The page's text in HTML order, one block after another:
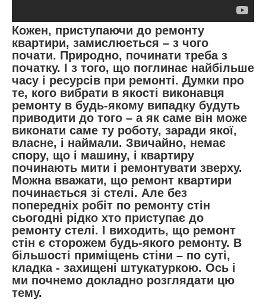
Кожен, приступаючи до ремонту
квартири, замислюється – з чого
почати. Природно, починати треба з
початку. І з того, що поглинає найбільше
часу і ресурсів при ремонті. Думки про
те, кого вибрати в якості виконавця
ремонту в будь-якому випадку будуть
приводити до того – а як саме він може
виконати саме ту роботу, заради якої,
власне, і наймали. Звичайно, немає
спору, що і машину, і квартиру
починають мити і ремонтувати зверху.
Можна вважати, що ремонт квартири
починається зі стелі. Але без
попередніх робіт по ремонту стін
сьогодні рідко хто приступає до
ремонту стелі. І виходить, що ремонт
стін є сторожем будь-якого ремонту. В
більшості приміщень стіни – по суті,
кладка - захищені штукатуркою. Ось і
ми почнемо докладно розглядати цю
тему.